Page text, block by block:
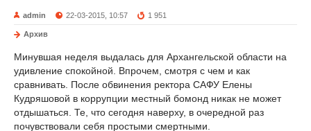
admin 22-03-2015, 10:57 1 951
Архив
Минувшая неделя выдалась для Архангельской области на
удивление спокойной. Впрочем, смотря с чем и как
сравнивать. После обвинения ректора САФУ Елены
Кудряшовой в коррупции местный бомонд никак не может
отдышаться. Те, что сегодня наверху, в очередной раз
почувствовали себя простыми смертными.